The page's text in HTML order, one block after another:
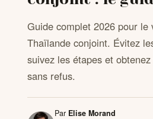
MÉTÉO
EXPATRIATION
Guide complet 2026 pour le
Thaïlande conjoint. Évitez
suivez les étapes et
sans refus.
Par Elise Morand